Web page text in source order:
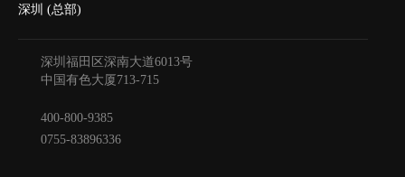
深圳 (总部)
深圳福田区深南大道6013号
中国有色大厦 713-715
400-800-9385
0755-83896336